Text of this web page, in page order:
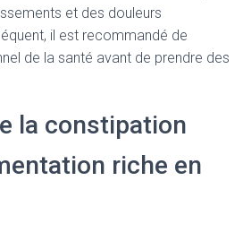
et des douleurs
il est recommandé de
de la santé avant de prendre des
la constipation
riche en